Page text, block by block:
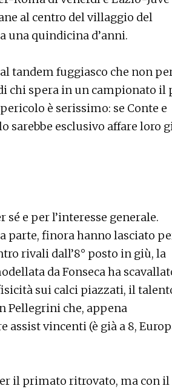
al centro del villaggio del
una quindicina d’anni.
tandem fuggiasco che non
chi spera in un campionato il
è serissimo: se Conte e
sarebbe esclusivo affare loro
sé e per l’interesse generale.
parte, finora hanno lasciato
rivali dall’8° posto in giù, la
da Fonseca ha
sui calci piazzati, il
Pellegrini che, appena
assist vincenti (è già a 8,
il primato ritrovato, ma con il